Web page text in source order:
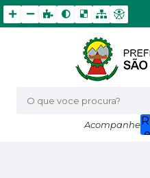
O que voce procura?
Acompanhe